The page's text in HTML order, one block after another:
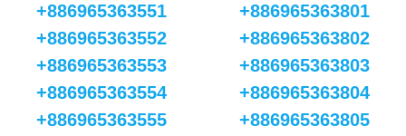
+886965363551
+886965363552
+886965363553
+886965363554
+886965363555
+886965363801
+886965363802
+886965363803
+886965363804
+886965363805